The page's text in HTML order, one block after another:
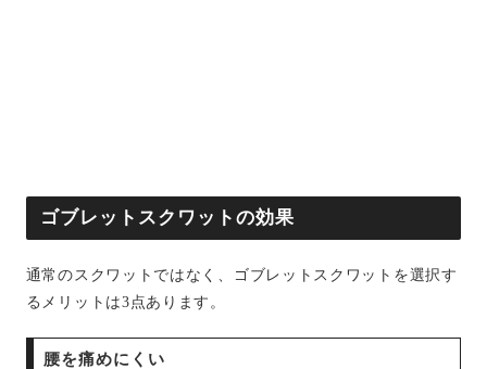
ゴブレットスクワットの効果
通常のスクワットではなく、ゴブレットスクワットを選択す
るメリットは3点あります。
腰を痛めにくい